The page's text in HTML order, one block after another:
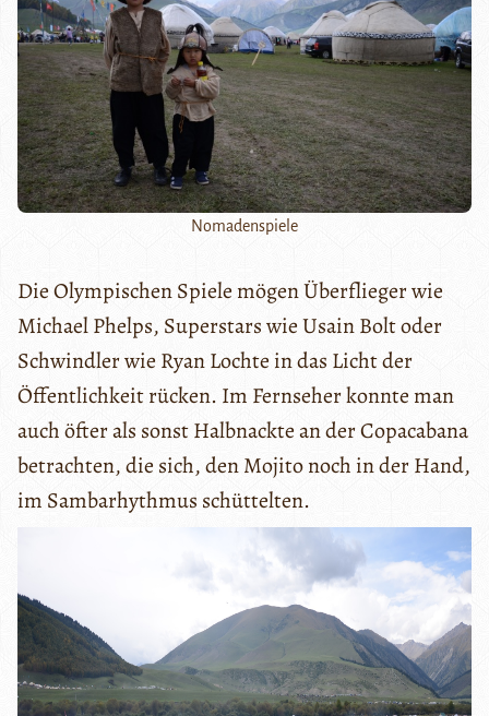
Nomadenspiele
Die Olympischen Spiele mögen Überflieger wie
Michael Phelps, Superstars wie Usain Bolt oder
Schwindler wie Ryan Lochte in das Licht der
Öffentlichkeit rücken. Im Fernseher konnte man
auch öfter als sonst Halbnackte an der Copacabana
betrachten, die sich, den Mojito noch in der Hand,
im Sambarhythmus schüttelten.